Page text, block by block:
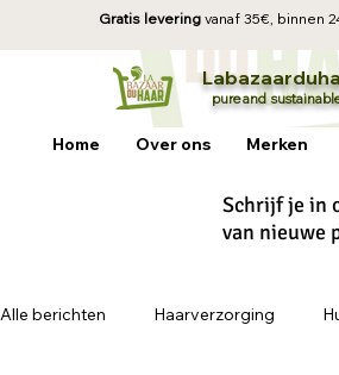
Gratis levering vanaf 35€, binnen
Labazaa
pure and
Home Over ons Merken
Schrijf je in
van nieuwe
Alle berichten Haarverzorging